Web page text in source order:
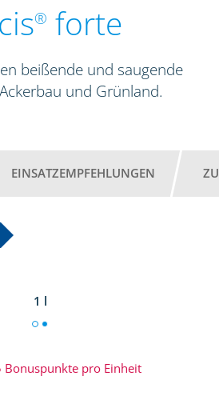
® forte
beißende und saugende
und Grünland.
EINSATZEMPFEHLUNGEN
1 l
Bonuspunkte pro Einheit